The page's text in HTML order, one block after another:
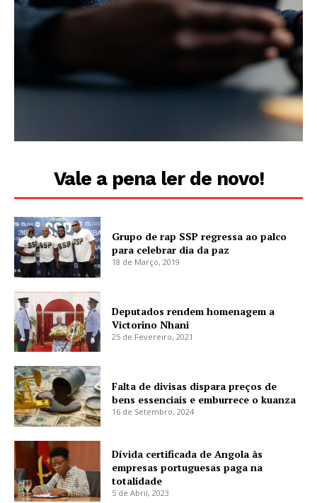
Vale a pena ler de novo!
Grupo de rap SSP regressa ao palco
para celebrar dia da paz
18 de Março, 2019
Deputados rendem homenagem a
Victorino Nhani
25 de Fevereiro, 2021
Falta de divisas dispara preços de
bens essenciais e emburrece o kuanza
16 de Setembro, 2024
Dívida certificada de Angola às
empresas portuguesas paga na
totalidade
5 de Abril, 2023